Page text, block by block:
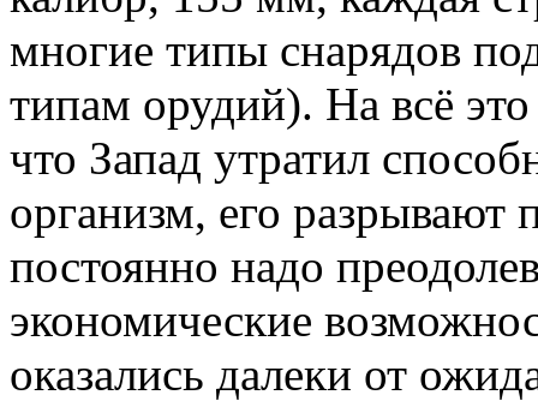
многие типы снарядов
типам орудий). На всё
что Запад утратил
организм, его разрывают
постоянно надо
экономические
оказались далеки от